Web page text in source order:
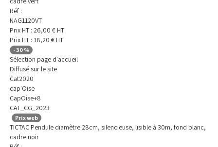
Réf :
NAG1120VT
Prix HT : 26,00 € HT
Prix HT : 18,20 € HT
-30 %
Sélection page d'accueil
Diffusé sur le site
Cat2020
cap'Oise
CapOise+8
CAT_CG_2023
Prix web
TICTAC Pendule diamètre 28cm, silencieuse, lisible à 30m, fond blanc,
cadre noir